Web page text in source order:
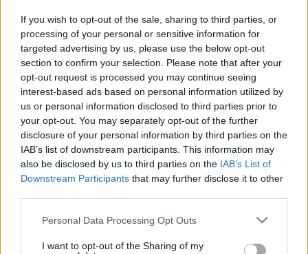
If you wish to opt-out of the sale, sharing to third parties, or
processing of your personal or sensitive information for
targeted advertising by us, please use the below opt-out
section to confirm your selection. Please note that after your
opt-out request is processed you may continue seeing
interest-based ads based on personal information utilized by
us or personal information disclosed to third parties prior to
your opt-out. You may separately opt-out of the further
disclosure of your personal information by third parties on the
IAB’s list of downstream participants. This information may
also be disclosed by us to third parties on the IAB’s List of
Downstream Participants that may further disclose it to other
Please note that this website/app uses one or more Google
not limited to your visit or usage behaviour. You may click to
Personal Data Processing Opt Outs
I want to opt-out of the Sharing of my
Latabárt, Jávort.
1946-ban Jób Dániel szerződtette a Vígszínházba, ahol
1949-ig játszott. 1949-51-ben a Vidám, 1951-től 1958-ig a
Madách, 1958-59-ben a Nemzeti Színházban lépett fel, majd
három évig erdészként dolgozott. 1962-ben a kecskeméti
Katona József Színházban folytathatta pályáját. 1964-ben
újra a Vígszínház művésze lett.
Emlékezetes szerepe volt Rómeó (Shakespeare: Rómeó és
Júlia), Lucifer (Madách: Az ember tragédiája), Bicska Maxi